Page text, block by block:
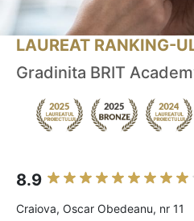
LAUREAT RANKING-
Gradinita BRIT
8.9
Craiova, Oscar Obedeanu, nr 11